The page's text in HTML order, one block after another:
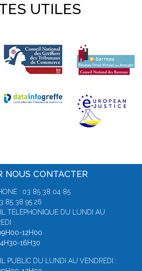
UTILES
NOUS CONTACTER
: 03 85 38 04 85
85 38 95 26
TÉLÉPHONIQUE DU LUNDI AU
:
12H00
16H30
PUBLIC DU LUNDI AU VENDREDI :